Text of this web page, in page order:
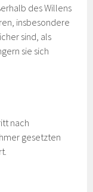
des Willens
insbesondere
sind, als
sie sich
nach
gesetzten